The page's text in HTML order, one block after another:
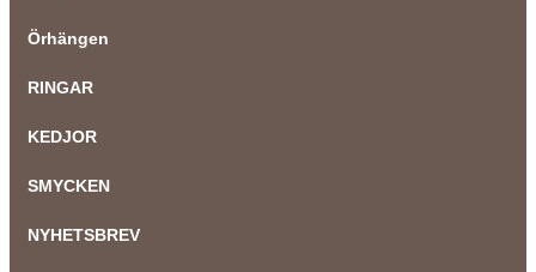
Örhängen
RINGAR
KEDJOR
SMYCKEN
NYHETSBREV